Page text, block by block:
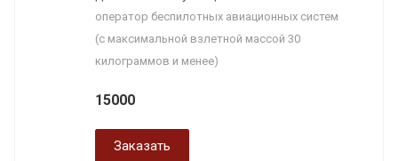
оператор беспилотных авиационных систем
(с максимальной взлетной массой 30
килограммов и менее)
15000
Заказать